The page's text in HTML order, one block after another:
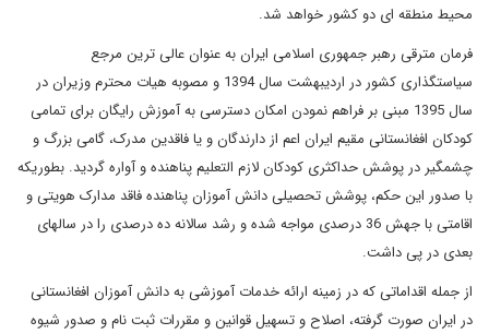
محیط منطقه ای دو کشور خواهد شد.
فرمان مترقی رهبر جمهوری اسلامی ایران به عنوان عالی ترین مرجع
سیاستگذاری کشور در اردیبهشت سال 1394 و مصوبه هیات محترم وزیران در
سال 1395 مبنی بر فراهم نمودن امکان دسترسی به آموزش رایگان برای تمامی
کودکان افغانستانی مقیم ایران اعم از دارندگان و یا فاقدین مدرک، گامی بزرگ و
چشمگیر در پوشش حداکثری کودکان لازم التعلیم پناهنده و آواره گردید. بطوریکه
با صدور این حکم، پوشش تحصیلی دانش آموزان پناهنده فاقد مدارک هویتی و
اقامتی با جهش 36 درصدی مواجه شده و رشد سالانه ده درصدی را در سالهای
بعدی در پی داشت.
از جمله اقداماتی که در زمینه ارائه خدمات آموزشی به دانش آموزان افغانستانی
در ایران صورت گرفته، اصلاح و تسهیل قوانین و مقررات ثبت نام و صدور شیوه